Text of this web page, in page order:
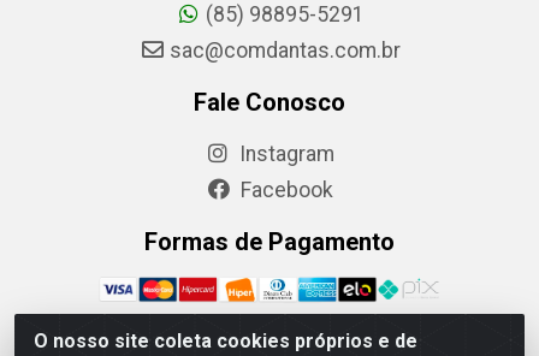
O nosso site coleta cookies próprios e de
(85) 98895-5291
sac@comdantas.com.br
Fale Conosco
Instagram
Facebook
Formas de Pagamento